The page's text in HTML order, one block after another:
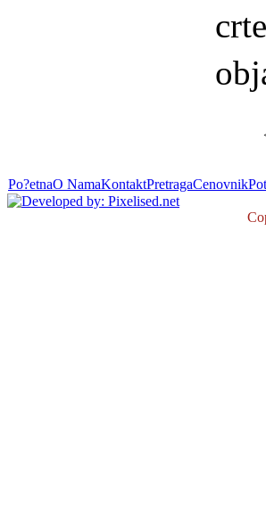
Po?etnaO NamaKontaktPretragaCenovnik